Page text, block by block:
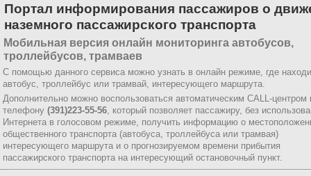
Портал информирования пассажиров о
наземного пассажирского транспорта
Мобильная версия онлайн мониторинга автобусов,
троллейбусов, трамваев
С помощью данного сервиса можно узнать в онлайн режиме, где
автобус, троллейбус или трамвай, интересующего маршрута.
Дополнительно можно воспользоваться автоматическим CALL-центром
телефону (391)223-55-56, который позволяет пассажиру, без
Интернета в голосовом режиме, получить информацию о
общественного транспорта (автобуса, троллейбуса или трамвая)
интересующего маршрута и о прогнозируемом времени прибытия
пассажирского транспорта на интересующий остановочный пункт.